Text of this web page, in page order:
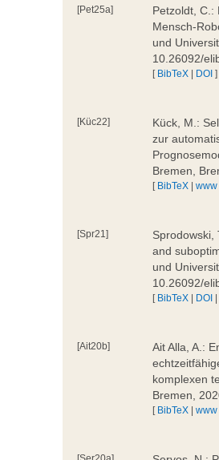
[Pet25a]
Petzoldt, C.:
Mensch-
und
10.26092/
[ BibTeX | DOI ]
[Küc22]
Kück, M.:
zur
Bremen,
[ BibTeX |www
[Spr21]
Sprodowski,
and
und
10.26092/
[ BibTeX | DOI
[Ait20b]
Ait Alla, A.:
komplexen
Bremen,
[ BibTeX |www